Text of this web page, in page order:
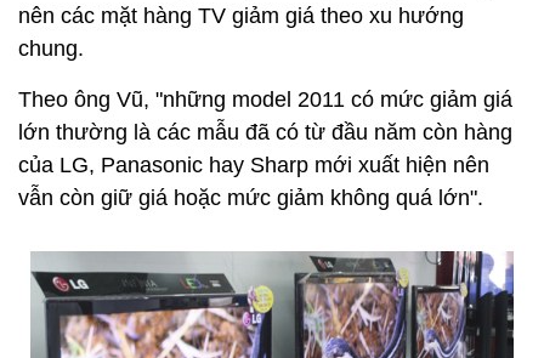
nên các mặt hàng TV giảm giá theo xu hướng
chung.
Theo ông Vũ, "những model 2011 có mức giảm giá
lớn thường là các mẫu đã có từ đầu năm còn hàng
của LG, Panasonic hay Sharp mới xuất hiện nên
vẫn còn giữ giá hoặc mức giảm không quá lớn".